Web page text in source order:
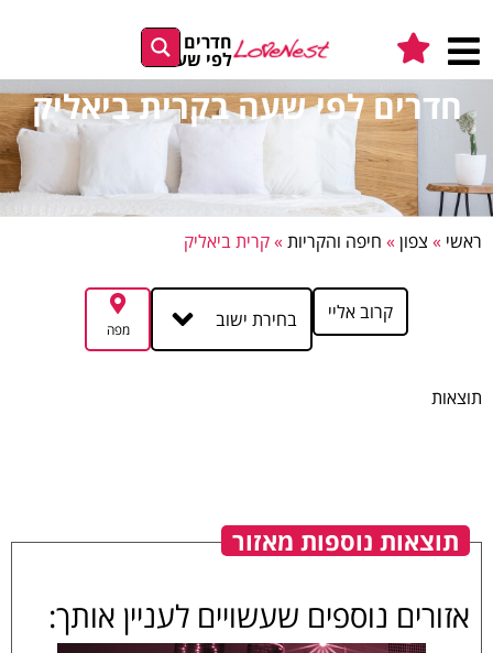
חדרים
לפי שעה
חדרים לפי שעה בקרית ביאליק
ראשי » צפון » חיפה והקריות »קרית ביאליק
קרוב אליי בחירת ישוב מפה
תוצאות
תוצאות נוספות מאזור
אזורים נוספים שעשויים לעניין אותך: